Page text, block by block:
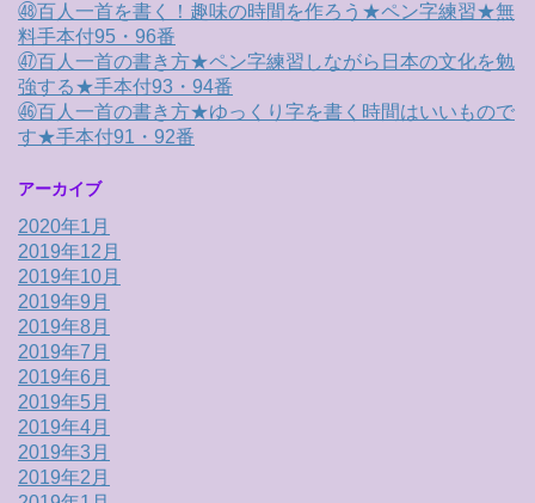
㊽百人一首を書く！趣味の時間を作ろう★ペン字練習★無
料手本付95・96番
㊼百人一首の書き方★ペン字練習しながら日本の文化を勉
強する★手本付93・94番
㊻百人一首の書き方★ゆっくり字を書く時間はいいもので
す★手本付91・92番
アーカイブ
2020年1月
2019年12月
2019年10月
2019年9月
2019年8月
2019年7月
2019年6月
2019年5月
2019年4月
2019年3月
2019年2月